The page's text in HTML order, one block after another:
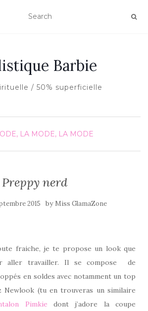
LA NAVIGATION
Barbie
/ 50% superficielle
LA MODE, LA MODE
Preppy nerd
2015 by Miss GlamaZone
fraiche, je te propose un look que
aller travailler. Il se compose de
en soldes avec notamment un top
Newlook (tu en trouveras un similaire
Pimkie dont j’adore la coupe